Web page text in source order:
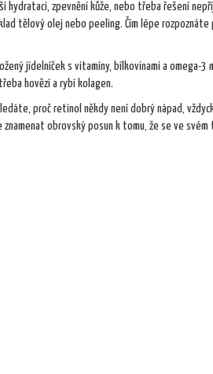
zpevnění kůže, nebo třeba řešení
tělový olej nebo peeling. Čím lépe
jídelníček s vitamíny, bílkovinami a omega-3
hovězí a rybí kolagen.
proč retinol někdy není dobrý nápad,
obrovský posun k tomu, že se ve svém